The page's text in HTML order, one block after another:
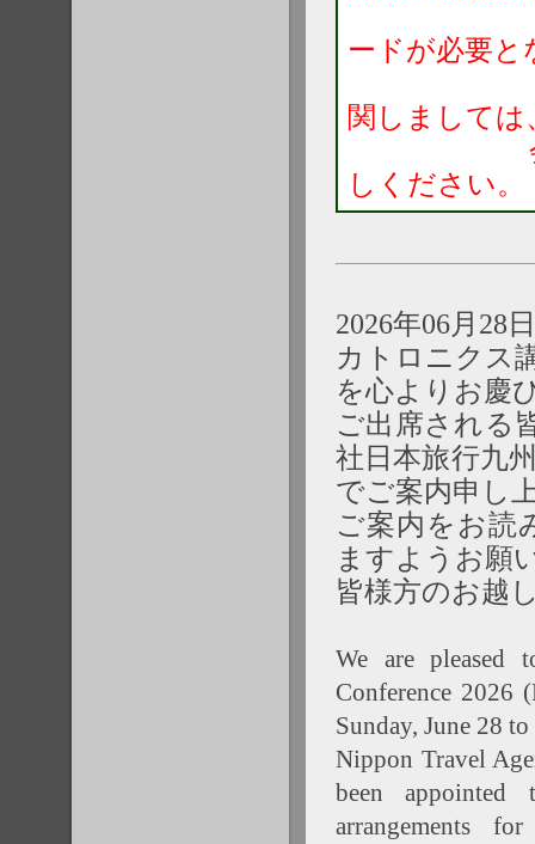
ードが必要
関しましては
会場内に
しください。
2026年06月28
カトロニクス
を心よりお慶
ご出席される
社日本旅行九
でご案内申し
ご案内をお読
ますようお願
皆様方のお越
We are pleased
Conference
Sunday, June 28
Nippon Travel
been appointed
arrangements